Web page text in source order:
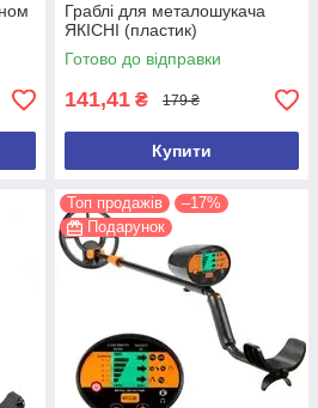
Граблі для металошукача
ЯКІСНІ (пластик)
Готово до відправки
141,41 ₴ 179 ₴
Купити
Топ продажів
–17%
Подарунок